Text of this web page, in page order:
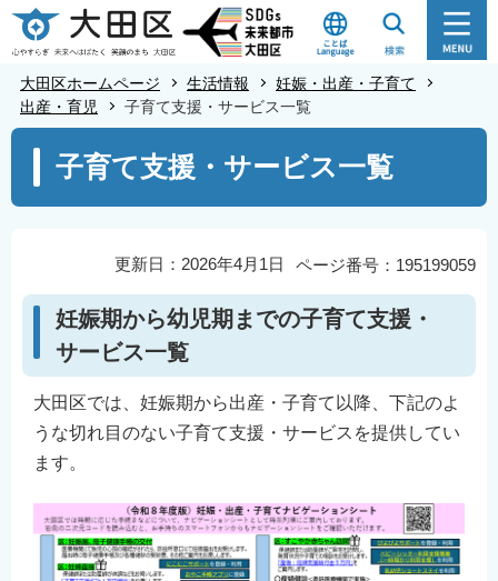
こ
の
ジ
大田区ホームページ 生活情報
妊娠・出産・子育て
出産・育児
子育て支援・サービス一覧
こ
ら
子育て支援・サービス一覧
ページ番号：195199059
更新日：2026年4月1日
妊娠期から幼児期までの子育て支援・
サービス一覧
大田区では、妊娠期から出産・子育て以降、下記のよ
うな切れ目のない子育て支援・サービスを提供してい
ます。